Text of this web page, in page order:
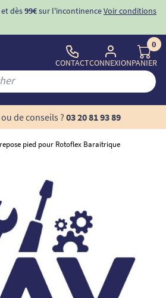
et dès99€sur l'incontinenceVoir conditions
CONTACTCONNEXION
0
PANIER
de conseils ?03 20 81 93 89
pied pour Rotoflex Baraitrique